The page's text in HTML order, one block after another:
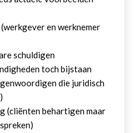
en werknemer
schuldigen
toch bijstaan
die juridisch
(cliënten behartigen maar